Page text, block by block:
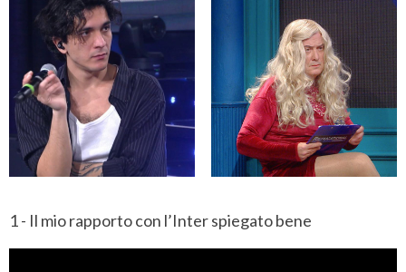
1 - Il mio rapporto con l’Inter spiegato bene